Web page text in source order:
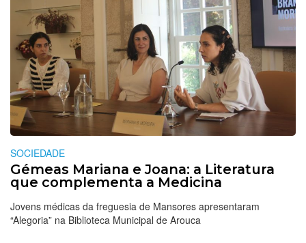
SOCIEDADE
Gémeas Mariana e Joana: a Literatura
que complementa a Medicina
Jovens médicas da freguesia de Mansores apresentaram
“Alegoria” na Biblioteca Municipal de Arouca